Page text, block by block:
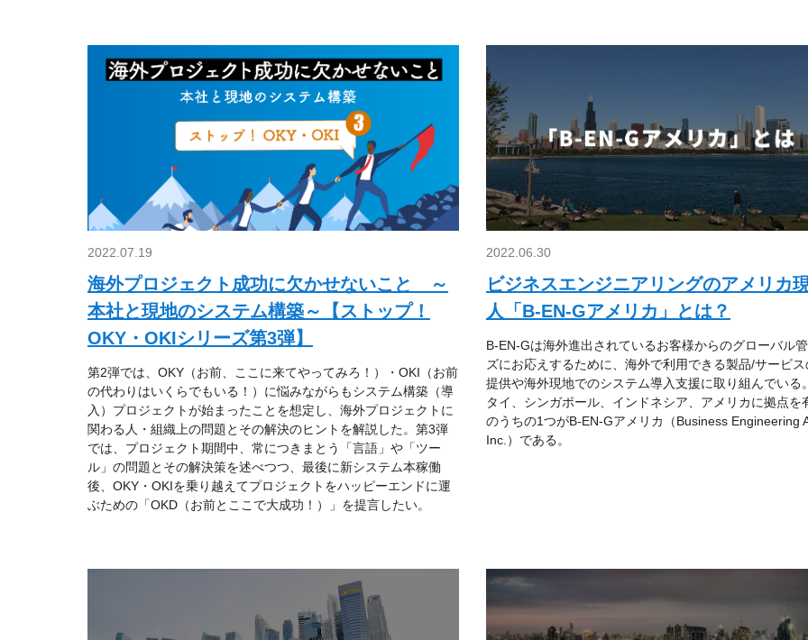
2022.07.19
海外プロジェクト成功に欠かせないこと ～
本社と現地のシステム構築～【ストップ！
OKY・OKIシリーズ第3弾】
第2弾では、OKY（お前、ここに来てやってみろ！）・OKI（お前
の代わりはいくらでもいる！）に悩みながらもシステム構築（導
入）プロジェクトが始まったことを想定し、海外プロジェクトに
関わる人・組織上の問題とその解決のヒントを解説した。第3弾
では、プロジェクト期間中、常につきまとう「言語」や「ツー
ル」の問題とその解決策を述べつつ、最後に新システム本稼働
後、OKY・OKIを乗り越えてプロジェクトをハッピーエンドに運
ぶための「OKD（お前とここで大成功！）」を提言したい。
2022.06.30
ビジネスエンジニアリングのアメリカ
人「B-EN-Gアメリカ」とは？
B-EN-Gは海外進出されているお客様からのグローバル
ズにお応えするために、海外で利用できる製品/サービ
提供や海外現地でのシステム導入支援に取り組んでいる
タイ、シンガポール、インドネシア、アメリカに拠点を
のうちの1つがB-EN-Gアメリカ（Business Engineering
Inc.）である。